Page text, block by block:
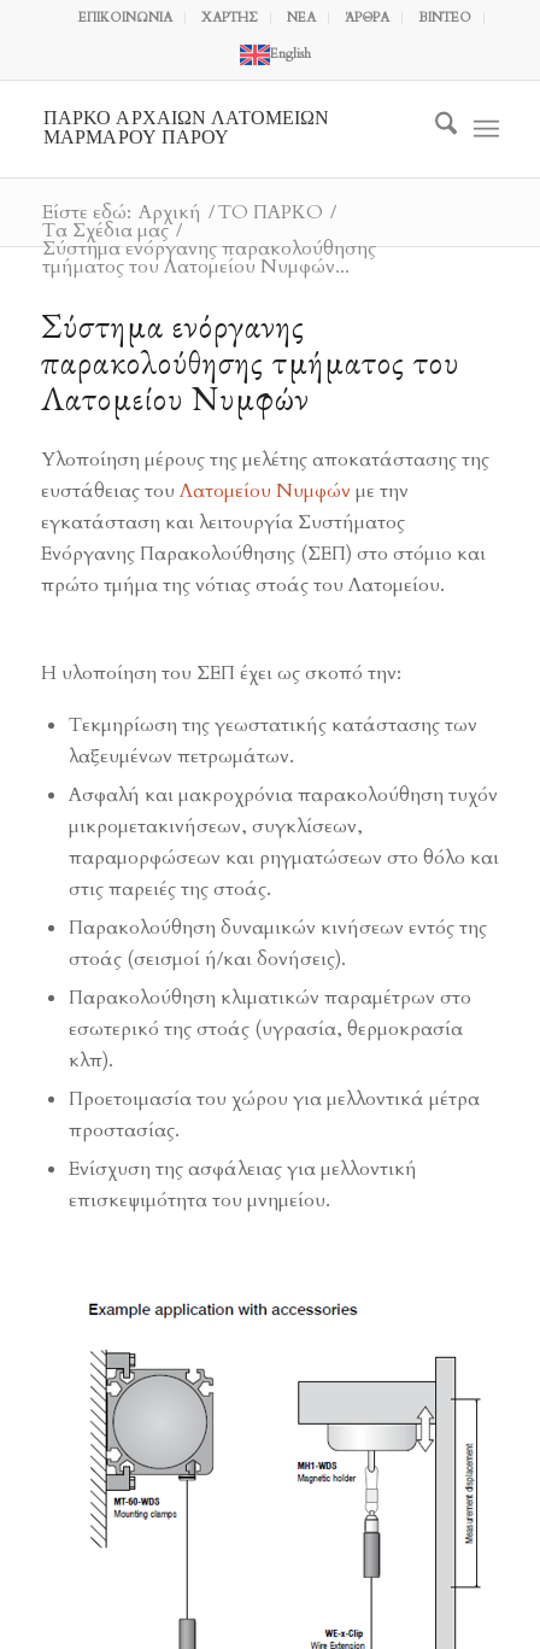
ΕΠΙΚΟΙΝΩΝΙΑ ΧΑΡΤΗΣ ΝΕΑ ΆΡΘΡΑ ΒΙΝΤΕΟ
English
ΠΑΡΚΟ ΑΡΧΑΙΩΝ ΛΑΤΟΜΕΙΩΝ
ΜΑΡΜΑΡΟΥ ΠΑΡΟΥ
Είστε εδώ: Αρχική /ΤΟ ΠΑΡΚΟ /
Τα Σχέδια μας /
Σύστημα ενόργανης παρακολούθησης
τμήματος του Λατομείου Νυμφών...
Σύστημα ενόργανης
παρακολούθησης τμήματος του
Λατομείου Νυμφών
Υλοποίηση μέρους της μελέτης αποκατάστασης της
ευστάθειας του Λατομείου Νυμφών με την
εγκατάσταση και λειτουργία Συστήματος
Ενόργανης Παρακολούθησης (ΣΕΠ) στο στόμιο και
πρώτο τμήμα της νότιας στοάς του Λατομείου.
Η υλοποίηση του ΣΕΠ έχει ως σκοπό την:
Τεκμηρίωση της γεωστατικής κατάστασης των
λαξευμένων πετρωμάτων.
Ασφαλή και μακροχρόνια παρακολούθηση τυχόν
μικρομετακινήσεων, συγκλίσεων,
παραμορφώσεων και ρηγματώσεων στο θόλο και
στις παρειές της στοάς.
Παρακολούθηση δυναμικών κινήσεων εντός της
στοάς (σεισμοί ή/και δονήσεις).
Παρακολούθηση κλιματικών παραμέτρων στο
εσωτερικό της στοάς (υγρασία, θερμοκρασία
κλπ).
Προετοιμασία του χώρου για μελλοντικά μέτρα
προστασίας.
Ενίσχυση της ασφάλειας για μελλοντική
επισκεψιμότητα του μνημείου.